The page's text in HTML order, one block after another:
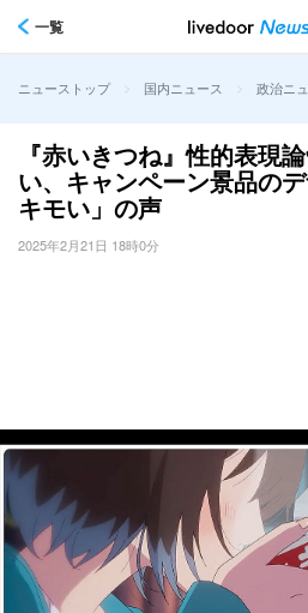
一覧
ニューストップ > 国内ニュース > 政治ニ
『赤いきつね』性的表現
い、キャンペーン景品の
キモい」の声
2025年2月21日 18時0分